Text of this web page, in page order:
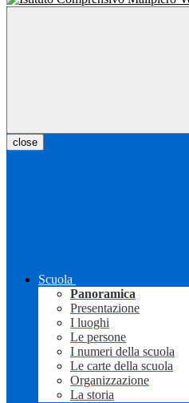
close
Scuola
Panoramica
Presentazione
I luoghi
Le persone
I numeri della scuola
Le carte della scuola
Organizzazione
La storia